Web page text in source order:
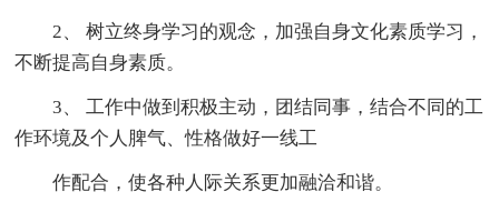
2、 树立终身学习的观念，加强自身文化素质学习，
不断提高自身素质。
3、 工作中做到积极主动，团结同事，结合不同的工
作环境及个人脾气、性格做好一线工
作配合，使各种人际关系更加融洽和谐。